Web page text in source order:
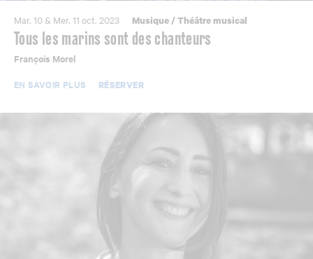
Mar. 10 & Mer. 11 oct. 2023 Musique/Théâtre musical
Tous les marins sont des chanteurs
François Morel
EN SAVOIR PLUS
RÉSERVER